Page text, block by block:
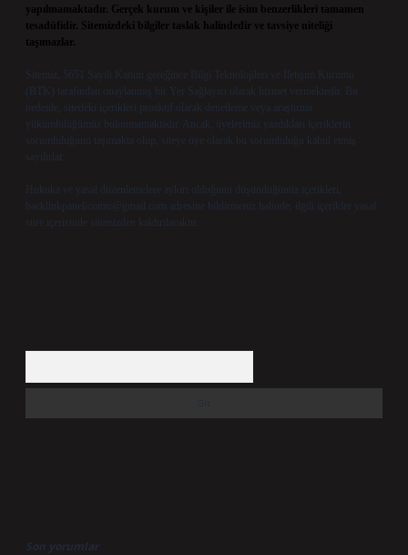
yapılmamaktadır. Gerçek kurum ve kişiler ile isim benzerlikleri tamamen
tesadüfidir. Sitemizdeki bilgiler taslak halindedir ve tavsiye niteliği
taşımazlar.
Sitemiz, 5651 Sayılı Kanun gereğince Bilgi Teknolojileri ve İletişim Kurumu
(BTK) tarafından onaylanmış bir Yer Sağlayıcı olarak hizmet vermektedir. Bu
nedenle, sitedeki içerikleri proaktif olarak denetleme veya araştırma
yükümlülüğümüz bulunmamaktadır. Ancak, üyelerimiz yazdıkları içeriklerin
sorumluluğunu taşımakta olup, siteye üye olarak bu sorumluluğu kabul etmiş
sayılırlar.
Hukuka ve yasal düzenlemelere aykırı olduğunu düşündüğünüz içerikleri,
backlinkpanelicomtr@gmail.com adresine bildirmeniz halinde, ilgili içerikler yasal
süre içerisinde sitemizden kaldırılacaktır.
Son yorumlar